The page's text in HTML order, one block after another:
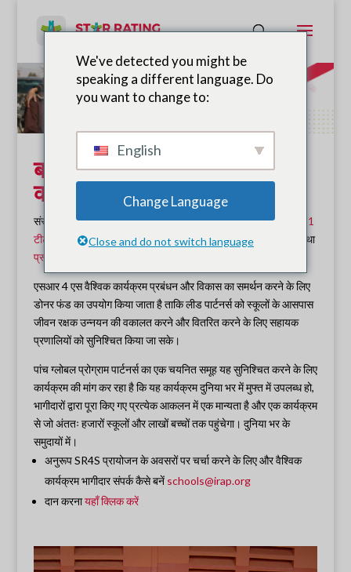
बच्चों को जीवित रहने के लिए दान
करें
संस्थापक प्रायोजक के उदार समर्थन के लिए SR4S को संभव बनाया गया है
1
टीटी 7 टी
, मेजर डोनर1 टीपी 6 टीऔर वैश्विक कार्यक्रम भागीदार
तथा
प्रूडेंस फाउंडेशन
एसआर 4 एस वैश्विक कार्यक्रम प्रबंधन और विकास का समर्थन करने के लिए
डोनर फंड का उपयोग किया जाता है ताकि लीड पार्टनर्स को स्कूलों के आसपास
जीवन रक्षक उन्नयन की वकालत करने और वितरित करने के लिए सहायक
प्रणालियों को सुनिश्चित किया जा सके।
पांच ग्लोबल प्रोग्राम पार्टनर्स का एक चयनित समूह यह सुनिश्चित करने के लिए
कार्यक्रम की मांग कर रहा है कि यह कार्यक्रम दुनिया भर में मुफ्त में उपलब्ध हो,
भागीदारों द्वारा पूरा किए गए प्रत्येक आकलन में एक मान्यता है और एक कार्यक्रम
से जो अंततः हजारों स्कूलों और लाखों बच्चों तक पहुंचेगा। दुनिया भर के
समुदायों में।
अनुरूप SR4S प्रायोजन के अवसरों पर चर्चा करने के लिए और वैश्विक
कार्यक्रम भागीदार संपर्क कैसे बनें schools@irap.org
दान करनायहाँ क्लिक करें
We've detected you might be
speaking a different language. Do
you want to change to:
English
Change Language
Close and do not switch language